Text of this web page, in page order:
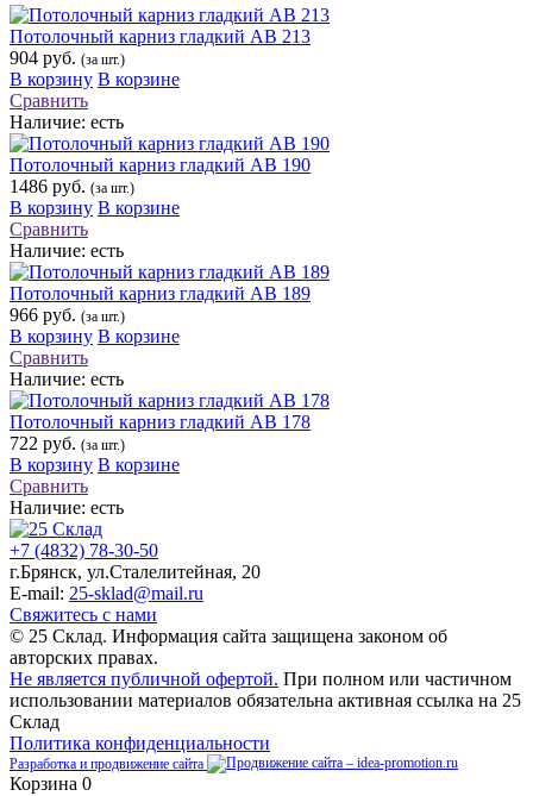
Потолочный карниз гладкий АВ 213
904 руб. (за шт.)
В корзину В корзине
Сравнить
Наличие: есть
Потолочный карниз гладкий АВ 190
1486 руб. (за шт.)
В корзину В корзине
Сравнить
Наличие: есть
Потолочный карниз гладкий АВ 189
966 руб. (за шт.)
В корзину В корзине
Сравнить
Наличие: есть
Потолочный карниз гладкий АВ 178
722 руб. (за шт.)
В корзину В корзине
Сравнить
Наличие: есть
+7 (4832) 78-30-50
г.Брянск, ул.Сталелитейная, 20
E-mail: 25-sklad@mail.ru
Свяжитесь с нами
© 25 Склад. Информация сайта защищена законом об
авторских правах.
Не является публичной офертой. При полном или частичном
использовании материалов обязательна активная ссылка на 25
Склад
Политика конфиденциальности
Разработка и продвижение сайта
Корзина 0